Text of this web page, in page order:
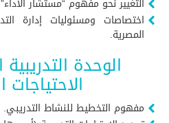
اختصاصات ومسئوليات إدارة
المصرية.
الوحدة
الاحتياجات
مفهوم التخطيط للنشاط التدريبي.